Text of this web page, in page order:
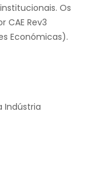
Os
CAE Rev3
Económicas).
Indústria